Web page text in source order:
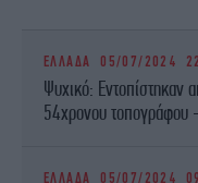
ΕΛΛΑΔΑ 05/07/2024
Ψυχικό: Εντοπίστηκαν
54χρονου τοπογράφου
ΕΛΛΑΔΑ 05/07/2024